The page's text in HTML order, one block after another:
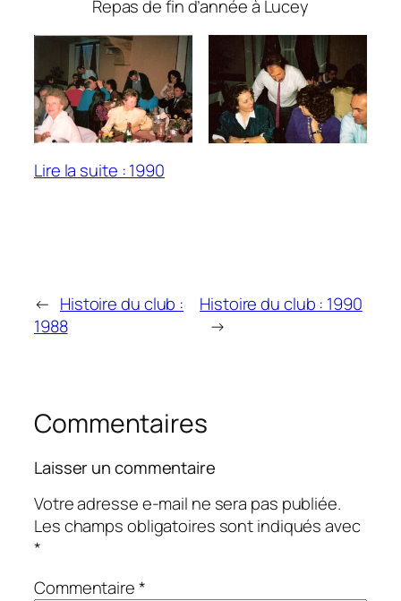
Repas de fin d’année à Lucey
Lire la suite : 1990
← Histoire du club :
1988
Histoire du club : 1990
→
Commentaires
Laisser un commentaire
Votre adresse e-mail ne sera pas publiée.
Les champs obligatoires sont indiqués avec
*
Commentaire*